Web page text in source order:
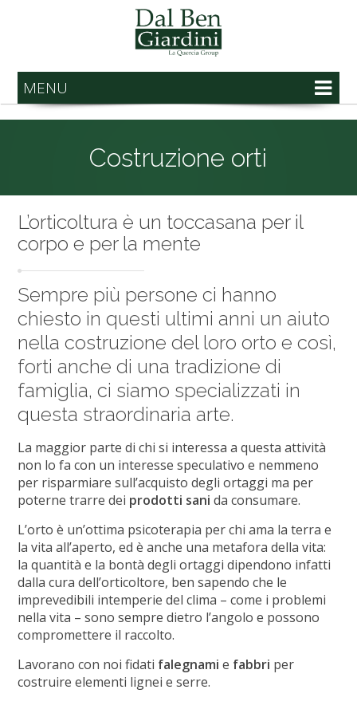
MENU
Costruzione orti
L’orticoltura è un toccasana per il
corpo e per la mente
Sempre più persone ci hanno
chiesto in questi ultimi anni un aiuto
nella costruzione del loro orto e così,
forti anche di una tradizione di
famiglia, ci siamo specializzati in
questa straordinaria arte.
La maggior parte di chi si interessa a questa attività
non lo fa con un interesse speculativo e nemmeno
per risparmiare sull’acquisto degli ortaggi ma per
poterne trarre dei prodotti sani da consumare.
L’orto è un’ottima psicoterapia per chi ama la terra e
la vita all’aperto, ed è anche una metafora della vita:
la quantità e la bontà degli ortaggi dipendono infatti
dalla cura dell’orticoltore, ben sapendo che le
imprevedibili intemperie del clima – come i problemi
nella vita – sono sempre dietro l’angolo e possono
compromettere il raccolto.
Lavorano con noi fidati falegnami e fabbri per
costruire elementi lignei e serre.